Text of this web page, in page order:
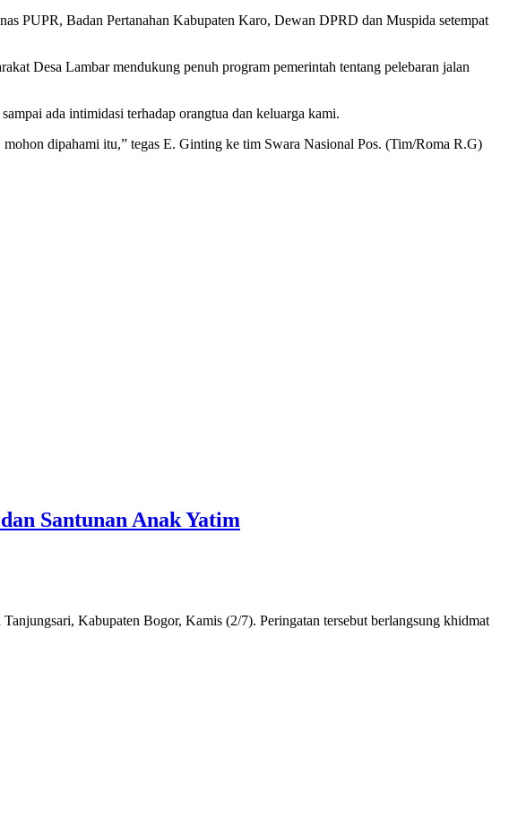
PUPR, Badan Pertanahan Kabupaten Karo, Dewan DPRD dan Muspida setempat
Desa Lambar mendukung penuh program pemerintah tentang pelebaran jalan
ada intimidasi terhadap orangtua dan keluarga kami.
dipahami itu,” tegas E. Ginting ke tim Swara Nasional Pos. (Tim/Roma R.G)
Santunan Anak Yatim
Kabupaten Bogor, Kamis (2/7). Peringatan tersebut berlangsung khidmat